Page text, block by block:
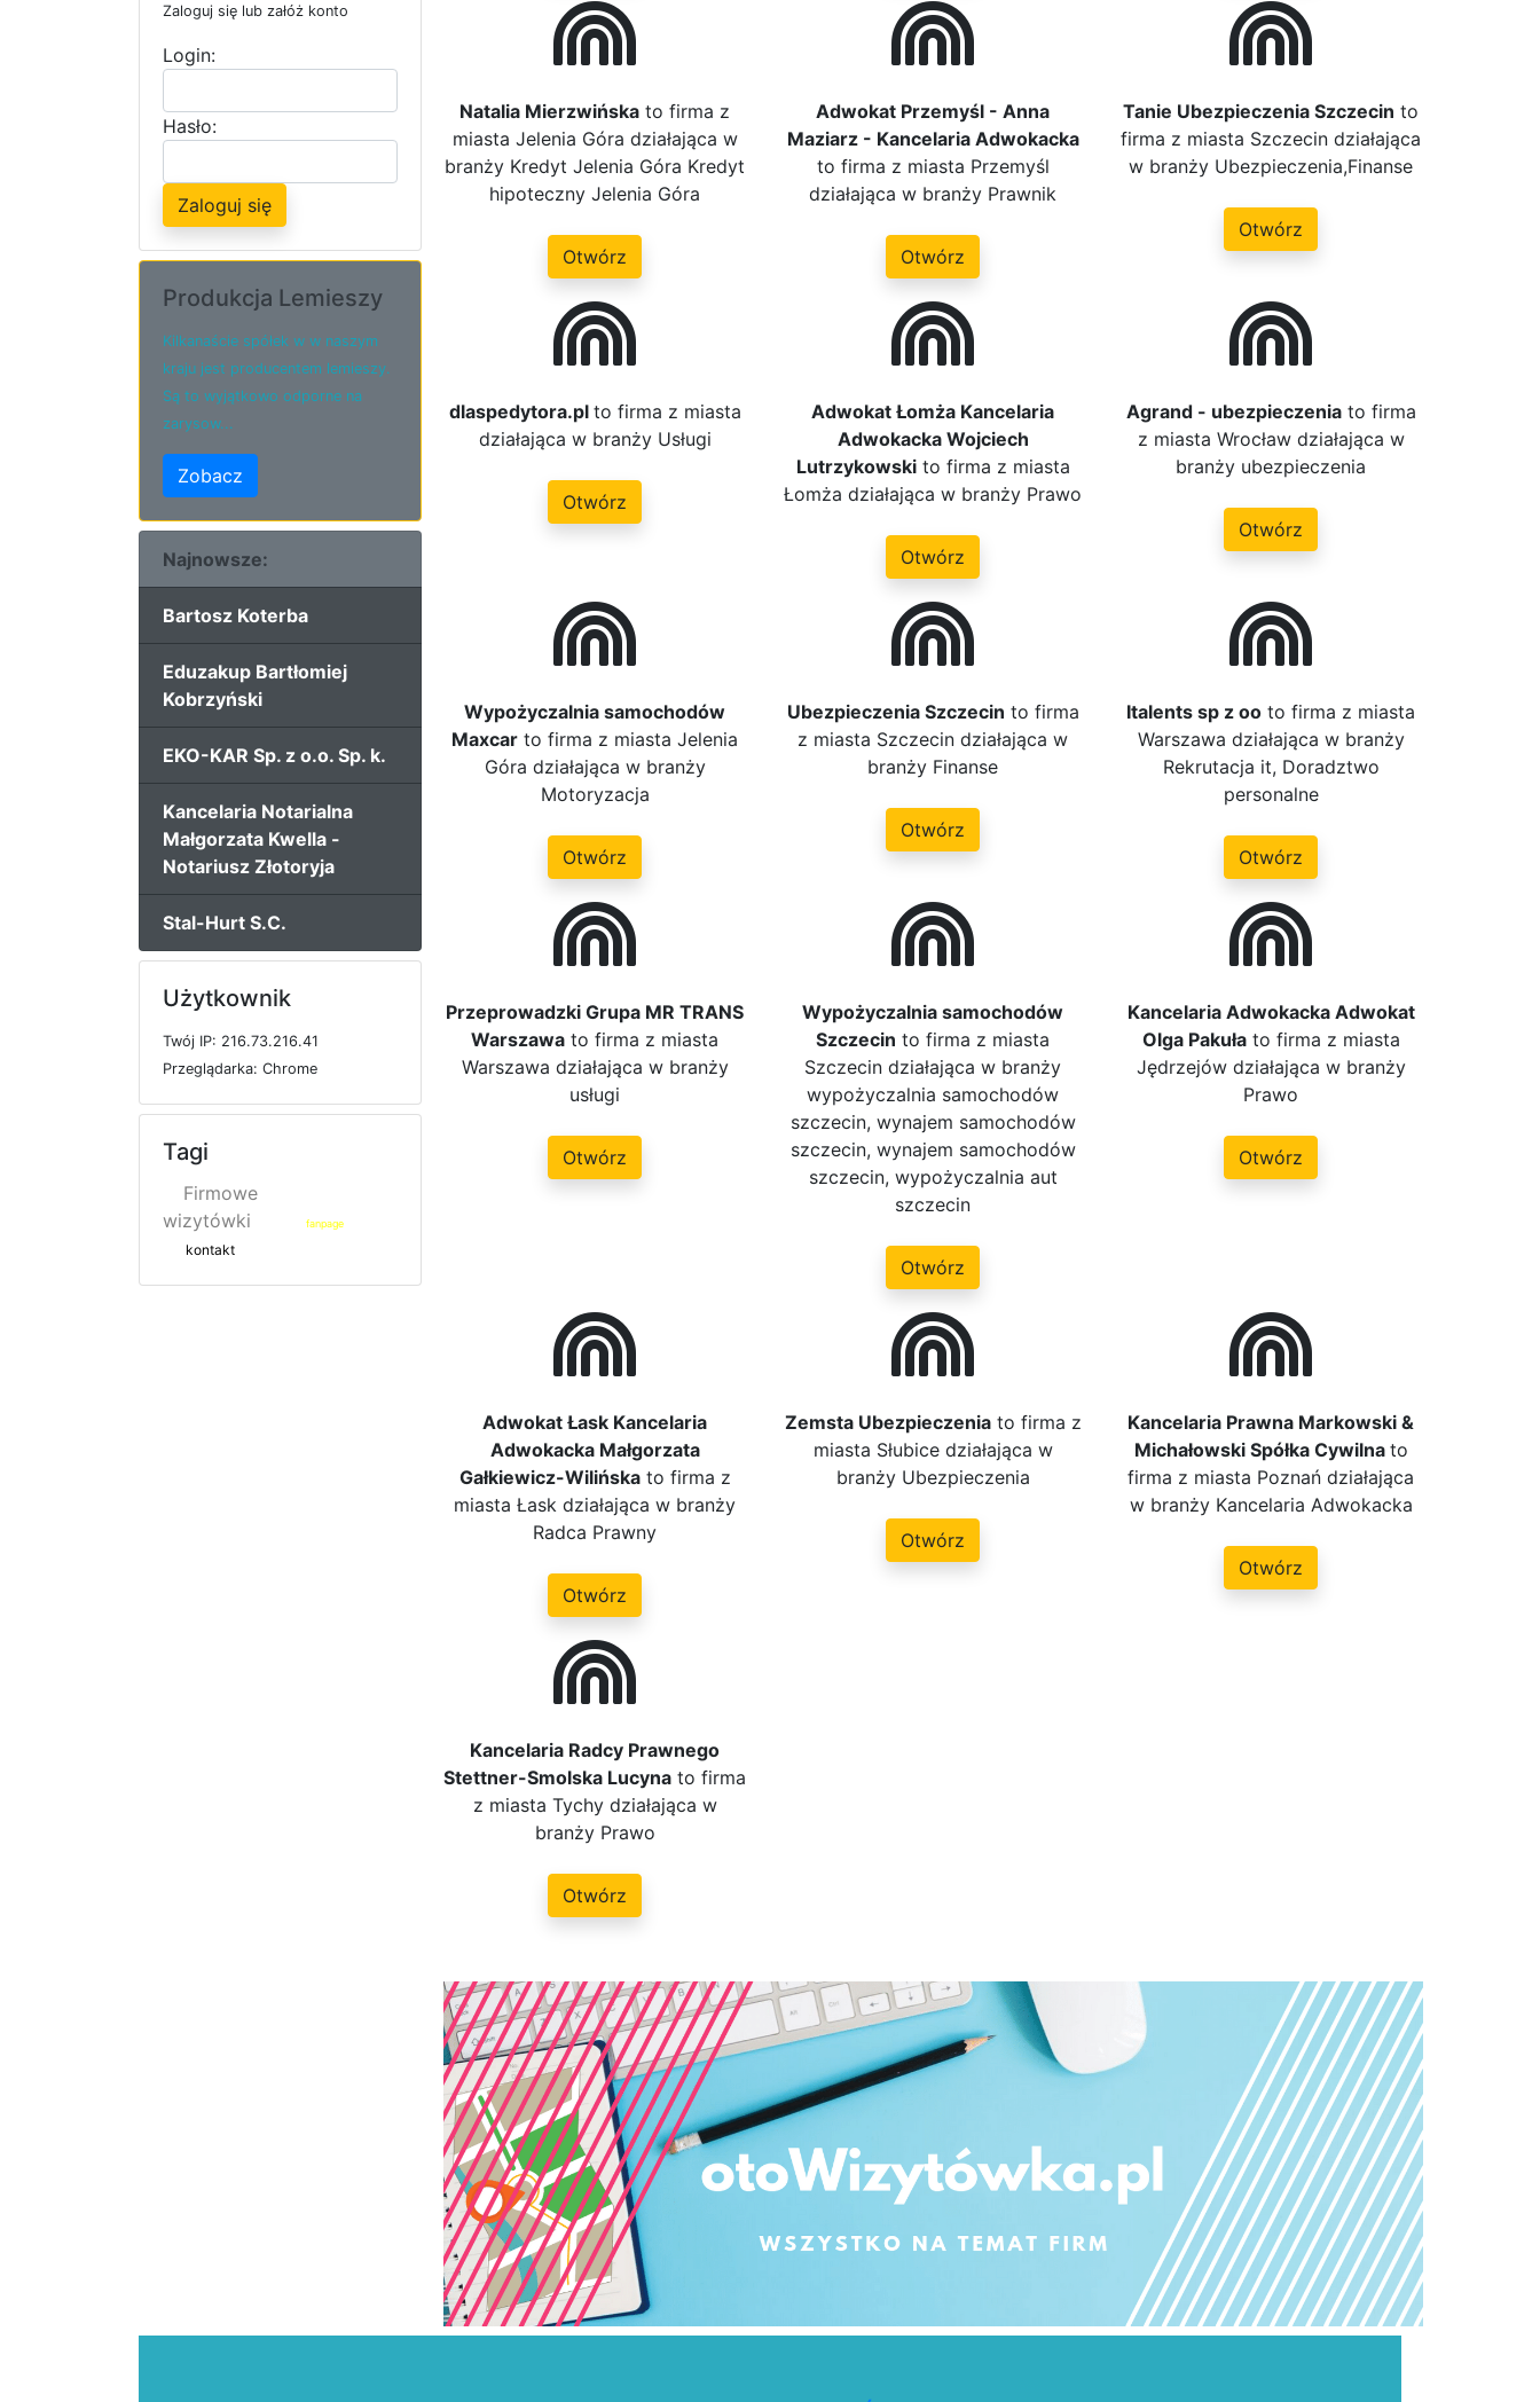
Zaloguj się lub załóż konto
Login:
Hasło:
Zaloguj się
Produkcja Lemieszy
Kilkanaście spółek w w naszym
kraju jest producentem lemieszy.
Są to wyjątkowo odporne na
zarysow...
Zobacz
Najnowsze:
Bartosz Koterba
Eduzakup Bartłomiej
Kobrzyński
EKO-KAR Sp. z o.o. Sp. k.
Kancelaria Notarialna
Małgorzata Kwella -
Notariusz Złotoryja
Stal-Hurt S.C.
Użytkownik
Twój IP: 216.73.216.41
Przeglądarka: Chrome
Tagi
Firmowe
wizytówki
fanpage
kontakt
Natalia Mierzwińska to firma z
miasta Jelenia Góra działająca w
branży Kredyt Jelenia Góra Kredyt
hipoteczny Jelenia Góra
Otwórz
Adwokat Przemyśl - Anna
Maziarz - Kancelaria Adwokacka
to firma z miasta Przemyśl
działająca w branży Prawnik
Otwórz
Tanie Ubezpieczenia Szczecin to
firma z miasta Szczecin działająca
w branży Ubezpieczenia,Finanse
Otwórz
dlaspedytora.pl to firma z miasta
działająca w branży Usługi
Otwórz
Adwokat Łomża Kancelaria
Adwokacka Wojciech
Lutrzykowskito firma z miasta
Łomża działająca w branży Prawo
Otwórz
Agrand - ubezpieczeniato firma
z miasta Wrocław działająca w
branży ubezpieczenia
Otwórz
Wypożyczalnia samochodów
Maxcar to firma z miasta Jelenia
Góra działająca w branży
Motoryzacja
Otwórz
Ubezpieczenia Szczecin to firma
z miasta Szczecin działająca w
branży Finanse
Otwórz
Italents sp z oo to firma z miasta
Warszawa działająca w branży
Rekrutacja it, Doradztwo
personalne
Otwórz
Przeprowadzki Grupa MR TRANS
Warszawa to firma z miasta
Warszawa działająca w branży
usługi
Otwórz
Wypożyczalnia samochodów
Szczecin to firma z miasta
Szczecin działająca w branży
wypożyczalnia samochodów
szczecin, wynajem samochodów
szczecin, wynajem samochodów
szczecin, wypożyczalnia aut
szczecin
Otwórz
Kancelaria Adwokacka Adwokat
Olga Pakułato firma z miasta
Jędrzejów działająca w branży
Prawo
Otwórz
Adwokat Łask Kancelaria
Adwokacka Małgorzata
Gałkiewicz-Wilińskato firma z
miasta Łask działająca w branży
Radca Prawny
Otwórz
Zemsta Ubezpieczeniato firma z
miasta Słubice działająca w
branży Ubezpieczenia
Otwórz
Kancelaria Prawna Markowski &
Michałowski Spółka Cywilna to
firma z miasta Poznań działająca
w branży Kancelaria Adwokacka
Otwórz
Kancelaria Radcy Prawnego
Stettner-Smolska Lucyna to firma
z miasta Tychy działająca w
branży Prawo
Otwórz